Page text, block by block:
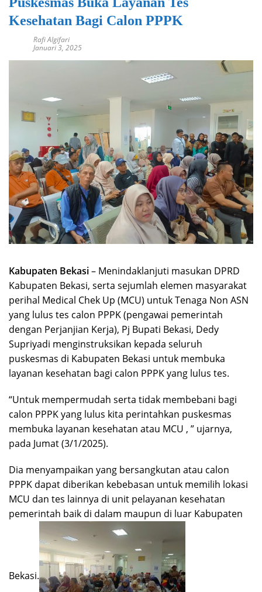
Kesehatan Bagi Calon PPPK
Rafi Algifari
Januari 3, 2025
Kabupaten Bekasi– Menindaklanjuti masukan DPRD
Kabupaten Bekasi, serta sejumlah elemen masyarakat
perihal Medical Chek Up (MCU) untuk Tenaga Non ASN
yang lulus tes calon PPPK (pengawai pemerintah
dengan Perjanjian Kerja), Pj Bupati Bekasi, Dedy
Supriyadi menginstruksikan kepada seluruh
puskesmas di Kabupaten Bekasi untuk membuka
layanan kesehatan bagi calon PPPK yang lulus tes.
“Untuk mempermudah serta tidak membebani bagi
calon PPPK yang lulus kita perintahkan puskesmas
membuka layanan kesehatan atau MCU , ” ujarnya,
pada Jumat (3/1/2025).
Dia menyampaikan yang bersangkutan atau calon
PPPK dapat diberikan kebebasan untuk memilih lokasi
MCU dan tes lainnya di unit pelayanan kesehatan
pemerintah baik di dalam maupun di luar Kabupaten
Bekasi.